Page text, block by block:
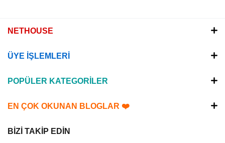
NETHOUSE
ÜYE İŞLEMLERİ
POPÜLER KATEGORİLER
EN ÇOK OKUNAN BLOGLAR ❤️
BİZİ TAKİP EDİN